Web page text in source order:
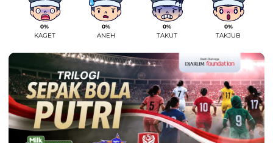
0%
KAGET
0%
ANEH
0%
TAKUT
0%
TAKJUB